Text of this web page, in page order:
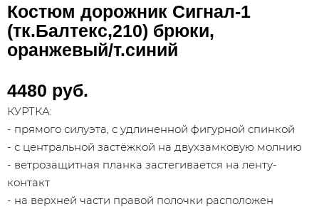
Костюм дорожник Сигнал-1
(тк.Балтекс,210) брюки,
оранжевый/т.синий
4480 руб.
КУРТКА:
- прямого силуэта, с удлиненной фигурной спинкой
- с центральной застёжкой на двухзамковую молнию
- ветрозащитная планка застегивается на ленту-
контакт
- на верхней части правой полочки расположен